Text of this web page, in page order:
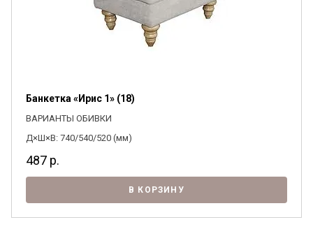
Банкетка «Ирис 1» (18)
ВАРИАНТЫ ОБИВКИ
Д×Ш×В: 740/540/520 (мм)
487 р.
В КОРЗИНУ